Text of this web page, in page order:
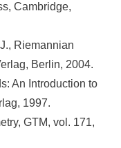
Cambridge,
Riemannian
Berlin, 2004.
An Introduction to
1997.
GTM, vol. 171,